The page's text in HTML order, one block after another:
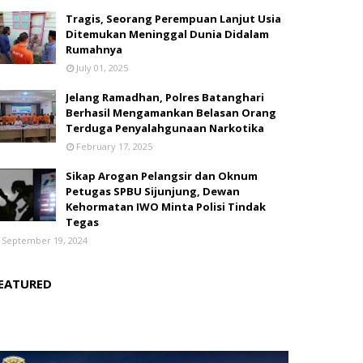
Tragis, Seorang Perempuan Lanjut Usia
Ditemukan Meninggal Dunia Didalam
Rumahnya
July 01, 2025
Jelang Ramadhan, Polres Batanghari
Berhasil Mengamankan Belasan Orang
Terduga Penyalahgunaan Narkotika
February 17, 2025
Sikap Arogan Pelangsir dan Oknum
Petugas SPBU Sijunjung, Dewan
Kehormatan IWO Minta Polisi Tindak
Tegas
September 19, 2024